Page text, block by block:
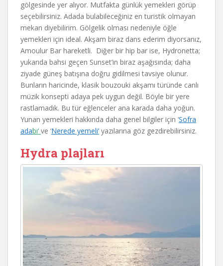
gölgesinde yer alıyor. Mutfakta günlük yemekleri görüp
seçebilirsiniz. Adada bulabileceğiniz en turistik olmayan
mekan diyebilirim. Gölgelik olması nedeniyle öğle
yemekleri için ideal. Akşam biraz dans ederim diyorsanız,
Amoulur Bar hareketli. Diğer bir hip bar ise, Hydronetta;
yukarıda bahsi geçen Sunset’in biraz aşağısında; daha
ziyade güneş batışına doğru gidilmesi tavsiye olunur.
Bunların haricinde, klasik bouzouki akşamı türünde canlı
müzik konsepti adaya pek uygun değil. Böyle bir yere
rastlamadık. Bu tür eğlenceler ana karada daha yoğun.
Yunan yemekleri hakkında daha genel bilgiler için ‘Sofra
adabı‘ ve ‘Nerede yemeli’ yazılarına göz gezdirebilirsiniz.
Hydra plajları